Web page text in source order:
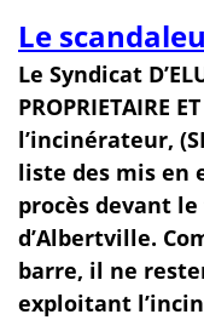
Le
Le Syndicat
PROPRIETAIRE
l’incinérateur,
liste des mis en
procès devant
d’Albertville.
barre, il ne
exploitant